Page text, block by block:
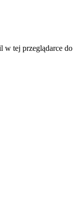
w tej przeglądarce do